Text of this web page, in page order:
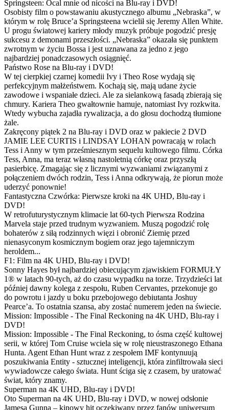
Springsteen: Ocal mnie od nicości na Blu-ray i DVD!
Osobisty film o powstawaniu akustycznego albumu „Nebraska”, w
którym w rolę Bruce’a Springsteena wcielił się Jeremy Allen White.
U progu światowej kariery młody muzyk próbuje pogodzić presję
sukcesu z demonami przeszłości. „Nebraska” okazała się punktem
zwrotnym w życiu Bossa i jest uznawana za jedno z jego
najbardziej ponadczasowych osiągnięć.
Państwo Rose na Blu-ray i DVD!
W tej cierpkiej czarnej komedii Ivy i Theo Rose wydają się
perfekcyjnym małżeństwem. Kochają się, mają udane życie
zawodowe i wspaniałe dzieci. Ale za sielankową fasadą zbierają się
chmury. Kariera Theo gwałtownie hamuje, natomiast Ivy rozkwita.
Wtedy wybucha zajadła rywalizacja, a do głosu dochodzą tłumione
żale.
Zakręcony piątek 2 na Blu-ray i DVD oraz w pakiecie 2 DVD
JAMIE LEE CURTIS i LINDSAY LOHAN powracają w rolach
Tess i Anny w tym prześmiesznym sequelu kultowego filmu. Córka
Tess, Anna, ma teraz własną nastoletnią córkę oraz przyszłą
pasierbicę. Zmagając się z licznymi wyzwaniami związanymi z
połączeniem dwóch rodzin, Tess i Anna odkrywają, że piorun może
uderzyć ponownie!
Fantastyczna Czwórka: Pierwsze kroki na 4K UHD, Blu-ray i
DVD!
W retrofuturystycznym klimacie lat 60-tych Pierwsza Rodzina
Marvela staje przed trudnym wyzwaniem. Muszą pogodzić rolę
bohaterów z siłą rodzinnych więzi i obronić Ziemię przed
nienasyconym kosmicznym bogiem oraz jego tajemniczym
heroldem...
F1: Film na 4K UHD, Blu-ray i DVD!
Sonny Hayes był najbardziej obiecującym zjawiskiem FORMUŁY
1® w latach 90-tych, aż do czasu wypadku na torze. Trzydzieści lat
później dawny kolega z zespołu, Ruben Cervantes, przekonuje go
do powrotu i jazdy u boku przebojowego debiutanta Joshuy
Pearce’a. To ostatnia szansa, aby zostać numerem jeden na świecie.
Mission: Impossible - The Final Reckoning na 4K UHD, Blu-ray i
DVD!
Mission: Impossible - The Final Reckoning, to ósma część kultowej
serii, w której Tom Cruise wciela się w rolę nieustraszonego Ethana
Hunta. Agent Ethan Hunt wraz z zespołem IMF kontynuują
poszukiwania Entity - sztucznej inteligencji, która zinfiltrowała sieci
wywiadowcze całego świata. Hunt ściga się z czasem, by uratować
świat, który znamy.
Superman na 4K UHD, Blu-ray i DVD!
Oto Superman na 4K UHD, Blu-ray i DVD, w nowej odsłonie
Jamesa Gunna – kinowy hit oczekiwany przez fanów uniwersum